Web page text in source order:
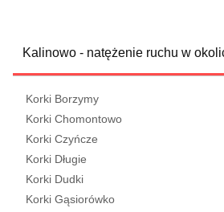
Kalinowo - natężenie ruchu w
Korki Borzymy
Korki Chomontowo
Korki Czyńcze
Korki Długie
Korki Dudki
Korki Gąsiorówko